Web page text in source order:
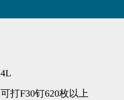
4L
可打F30钉620枚以上